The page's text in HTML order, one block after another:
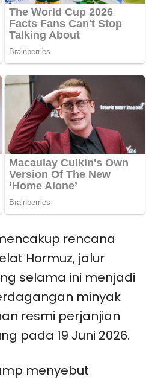
rencana
Hormuz, jalur
selama ini menjadi
minyak
resmi perjanjian
pada 19 Juni 2026.
menyebut